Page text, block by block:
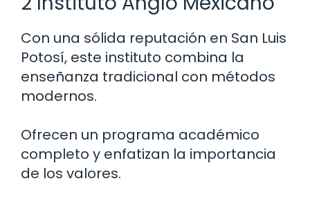
Con una sólida reputación en San Luis
Potosí, este instituto combina la
enseñanza tradicional con métodos
modernos.
Ofrecen un programa académico
completo y enfatizan la importancia
de los valores.